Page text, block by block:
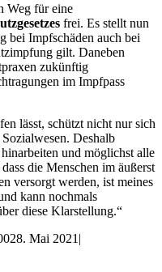
Weg für eine
frei. Es stellt nun
bei Impfschäden auch bei
gilt. Daneben
zukünftig
im Impfpass
lässt, schützt nicht nur sich
Deshalb
hinarbeiten und möglichst alle
die Menschen im äußerst
versorgt werden, ist meines
kann nochmals
diese Klarstellung.“
28. Mai 2021 |